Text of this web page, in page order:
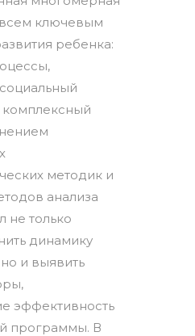
ключевым
ребенка:
комплексный
методик и
анализа
не только
динамику
и выявить
эффективность
программы. В